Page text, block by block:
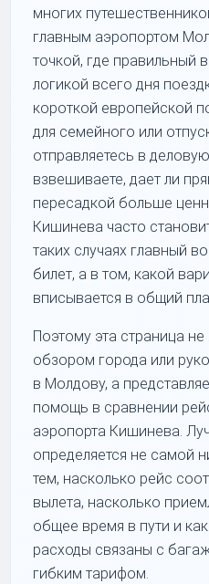
многих
главным аэропортом
точкой, где правильный
логикой всего дня
короткой европейской
для семейного или
отправляетесь в
взвешиваете, дает ли
пересадкой больше
Кишинева часто
таких случаях главный
билет, а в том, какой
вписывается в общий
Поэтому эта страница
обзором города или
в Молдову, а
помощь в сравнении
аэропорта Кишинева.
определяется не самой
тем, насколько рейс
вылета, насколько
общее время в пути и
расходы связаны с
гибким тарифом.